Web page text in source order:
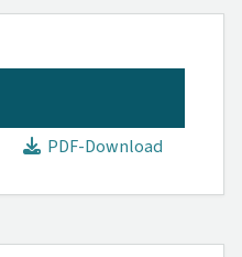
PDF-Download